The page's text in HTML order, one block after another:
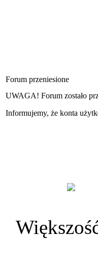
Forum przeniesione
UWAGA! Forum zostało
Informujemy, że konta